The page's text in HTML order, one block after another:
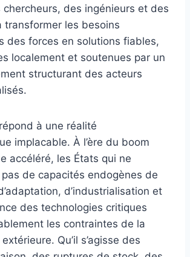
chercheurs, des ingénieurs et des
transformer les besoins
des forces en solutions fiables,
localement et soutenues par un
structurant des acteurs
à une réalité
implacable. À l’ère du boom
accéléré, les États qui ne
de capacités endogènes de
d’industrialisation et
des technologies critiques
les contraintes de la
Qu’il s’agisse des